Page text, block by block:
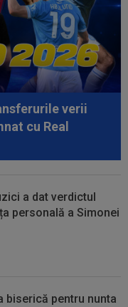
a semnat în
Mondială
verii
cu Real
a dat verdictul
personală a Simonei
biserică pentru nunta